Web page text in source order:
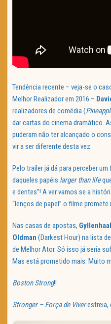
Tendência recente – veja-se o
Melhor Realizador em 2016 –
realizadores de comédia (
dar cartas do cinema dramático.
puderam não ter alcançado o
vir a ser diferente desta vez.
Pelo trailer já dá para perceber
daqueles papéis larger than life
e dentes”! A ver vamos se a
“lenços de papel” o filme promete
Nas casas de apostas, Gyllenhaal
Oldman (Darkest Hour) na lista
de Melhor Ator. Só isso já seria
Mas está prometido mais. Muito
Boston Strong!!
Stronger – Força de Viverestreia,